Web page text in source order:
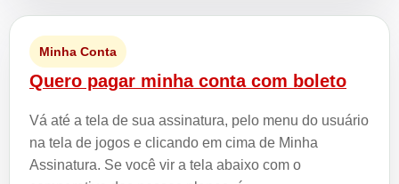
Minha Conta
Quero pagar minha conta com boleto
Vá até a tela de sua assinatura, pelo menu do usuário
na tela de jogos e clicando em cima de Minha
Assinatura. Se você vir a tela abaixo com o